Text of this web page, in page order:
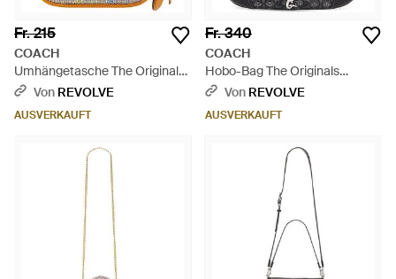
Fr. 215
COACH
Umhängetasche The Originals
Signature Swinger - Weiß
Von REVOLVE
AUSVERKAUFT
Fr. 340
COACH
Hobo-Bag The Originals
Signature Hamptons - Schwarz
Von REVOLVE
AUSVERKAUFT